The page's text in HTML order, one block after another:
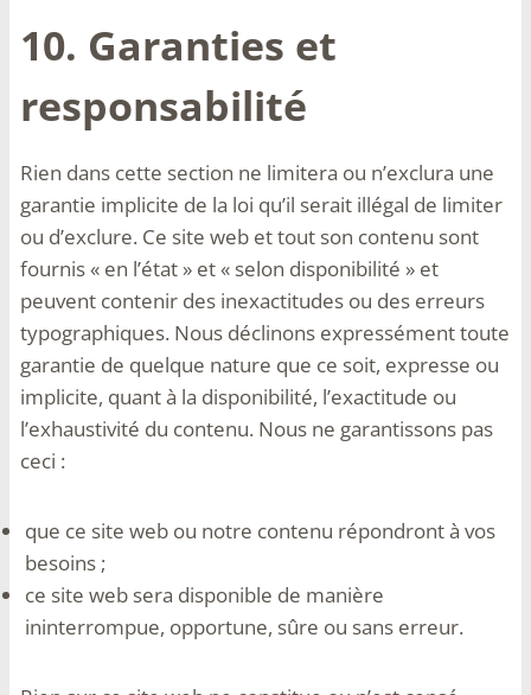
10. Garanties et
responsabilité
Rien dans cette section ne limitera ou n’exclura une
garantie implicite de la loi qu’il serait illégal de limiter
ou d’exclure. Ce site web et tout son contenu sont
fournis « en l’état » et « selon disponibilité » et
peuvent contenir des inexactitudes ou des erreurs
typographiques. Nous déclinons expressément toute
garantie de quelque nature que ce soit, expresse ou
implicite, quant à la disponibilité, l’exactitude ou
l’exhaustivité du contenu. Nous ne garantissons pas
ceci :
que ce site web ou notre contenu répondront à vos
besoins ;
ce site web sera disponible de manière
ininterrompue, opportune, sûre ou sans erreur.